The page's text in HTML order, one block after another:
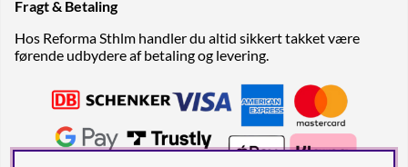
Fragt & Betaling
Hos Reforma Sthlm handler du altid sikkert takket være
førende udbydere af betaling og levering.